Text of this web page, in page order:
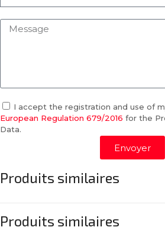
I accept the registration and use of
European Regulation 679/2016 for the
Data.
Envoyer
Produits similaires
Produits similaires